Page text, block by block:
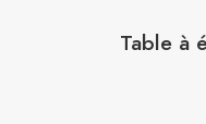
Table à